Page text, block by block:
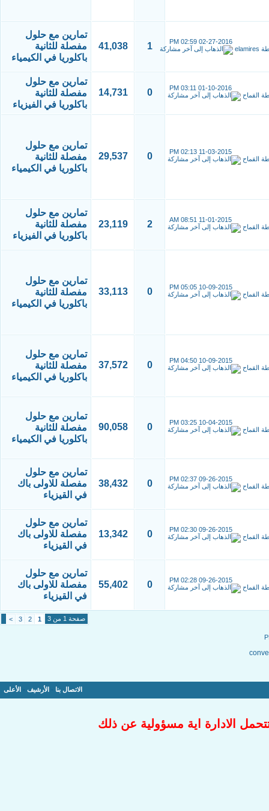
02-27-2016
02:59 PM
elamires
1
41,038
تمارين مع حلول
مفصلة للثانية
باكلوريا في الكيمياء
01-10-2016
03:11 PM
القماح 0
14,731
تمارين مع حلول
مفصلة للثانية
باكلوريا في الفيزياء
11-03-2015
02:13 PM
القماح 0
29,537
تمارين مع حلول
مفصلة للثانية
باكلوريا في الكيمياء
11-01-2015
08:51 AM
القماح 2
23,119
تمارين مع حلول
مفصلة للثانية
باكلوريا في الفيزياء
10-09-2015
05:05 PM
القماح 0
33,113
تمارين مع حلول
مفصلة للثانية
باكلوريا في الكيمياء
10-09-2015
04:50 PM
القماح 0
37,572
تمارين مع حلول
مفصلة للثانية
باكلوريا في الكيمياء
10-04-2015
03:25 PM
القماح 0
90,058
تمارين مع حلول
مفصلة للثانية
باكلوريا في الكيمياء
09-26-2015
02:37 PM
القماح 0
38,432
تمارين مع حلول
مفصلة للاولى باك
في القيزياء
09-26-2015
02:30 PM
القماح 0
13,342
تمارين مع حلول
مفصلة للاولى باك
في القيزياء
09-26-2015
02:28 PM
القماح 0
55,402
تمارين مع حلول
مفصلة للاولى باك
في القيزياء
صفحة 1 من 3 1
2
3
>
الاتصال بنا الأرشيف الأعلى
الادارة اية مسؤولية عن ذلك